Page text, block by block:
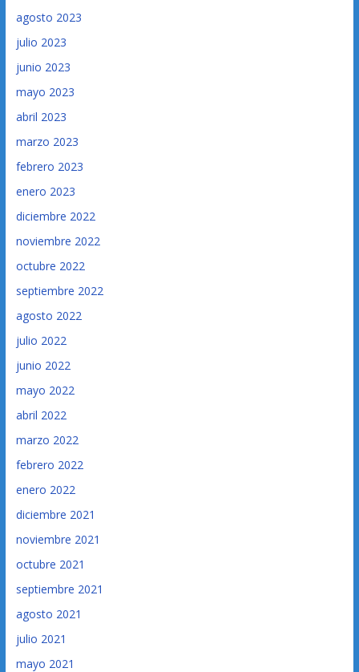
agosto 2023
julio 2023
junio 2023
mayo 2023
abril 2023
marzo 2023
febrero 2023
enero 2023
diciembre 2022
noviembre 2022
octubre 2022
septiembre 2022
agosto 2022
julio 2022
junio 2022
mayo 2022
abril 2022
marzo 2022
febrero 2022
enero 2022
diciembre 2021
noviembre 2021
octubre 2021
septiembre 2021
agosto 2021
julio 2021
mayo 2021